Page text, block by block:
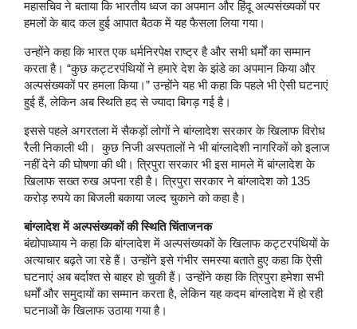
महासचिव ने बताया कि भारतीय ध्वज का अपमान और हिंदू अल्पसंख्यकों पर
हमलों के बाद कल हुई आपात बैठक में यह फैसला लिया गया।
उन्होंने कहा कि भारत एक धर्मनिरपेक्ष राष्ट्र है और सभी धर्मों का सम्मान
करता है। “कुछ कट्टरपंथियों ने हमारे देश के झंडे का अपमान किया और
अल्पसंख्यकों पर हमला किया।” उन्होंने यह भी कहा कि पहले भी ऐसी घटनाएं
हुई हैं, लेकिन अब स्थिति हद से ज्यादा बिगड़ गई है।
इससे पहले अगरतला में सैकड़ों लोगों ने बांग्लादेश सरकार के खिलाफ विरोध
रैली निकाली थी। कुछ निजी अस्पतालों ने भी बांग्लादेशी नागरिकों को इलाज
नहीं देने की घोषणा की थी। त्रिपुरा सरकार भी इस मामले में बांग्लादेश के
खिलाफ सख्त रुख अपना रही है। त्रिपुरा सरकार ने बांग्लादेश को 135
करोड़ रुपये का बिजली बकाया जल्द चुकाने को कहा है।
बांग्लादेश में अल्पसंख्यकों की स्थिति चिंताजनक
बंद्योपाध्याय ने कहा कि बांग्लादेश में अल्पसंख्यकों के खिलाफ कट्टरपंथियों के
अत्याचार बढ़ते जा रहे हैं। उन्होंने इसे गंभीर समस्या बताते हुए कहा कि ऐसी
घटनाएं अब बर्दाश्त से बाहर हो चुकी हैं। उन्होंने कहा कि त्रिपुरा हमेशा सभी
धर्मों और समुदायों का सम्मान करता है, लेकिन यह कदम बांग्लादेश में हो रही
घटनाओं के खिलाफ उठाया गया है।